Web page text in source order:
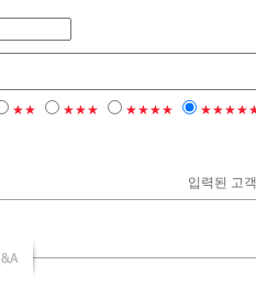
★★ ★★★ ★★★★
입력된 고